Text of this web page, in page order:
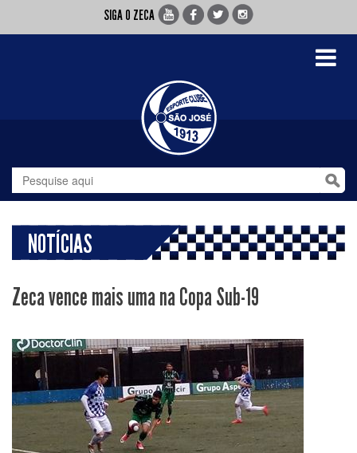
SIGA O ZECA
Toggle
NOTÍCIAS
Zeca vence mais uma na Copa Sub-19